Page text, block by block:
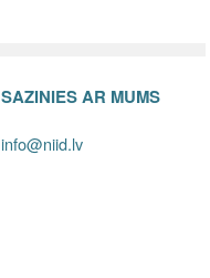
SAZINIES AR MUMS
info@niid.lv